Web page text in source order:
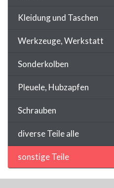
Kleidung und Taschen
Werkzeuge, Werkstatt
Sonderkolben
Pleuele, Hubzapfen
Schrauben
diverse Teile alle
sonstige Teile